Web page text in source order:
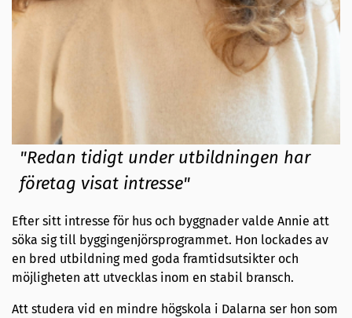
"Redan tidigt under utbildningen har
företag visat intresse"
Efter sitt intresse för hus och byggnader valde Annie att
söka sig till byggingenjörsprogrammet. Hon lockades av
en bred utbildning med goda framtidsutsikter och
möjligheten att utvecklas inom en stabil bransch.
Att studera vid en mindre högskola i Dalarna ser hon som